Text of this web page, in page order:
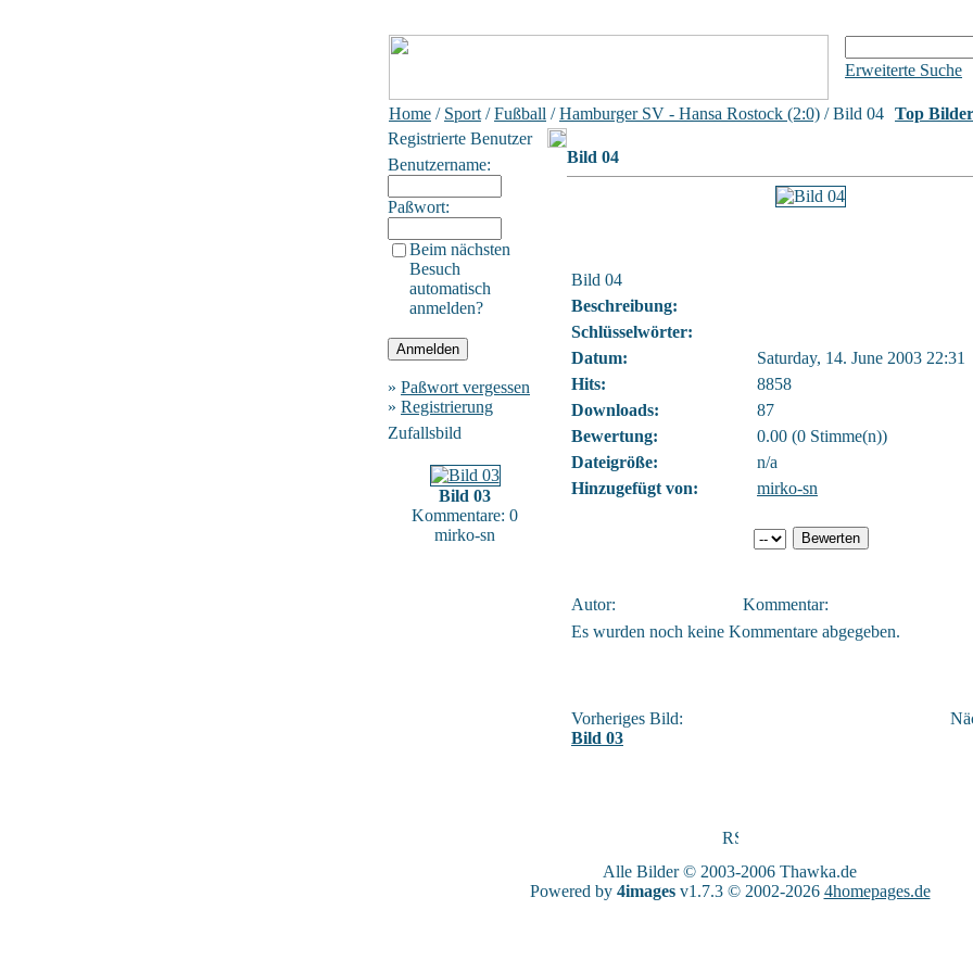
Erweiterte Suche
Home / Sport /Fußball /Hamburger SV - Hansa Rostock (2:0) / Bild 04 Top Bilder
Registrierte Benutzer
Benutzername:
Paßwort:
Beim nächsten
Besuch
automatisch
anmelden?
» Paßwort vergessen
» Registrierung
Zufallsbild
Bild 03
Kommentare: 0
mirko-sn
Bild 04
Bild 04
Beschreibung:
Schlüsselwörter:
Datum:
Saturday, 14. June 2003 22:31
Hits:
8858
Downloads:
87
Bewertung:
0.00 (0 Stimme(n))
Dateigröße:
n/a
Hinzugefügt von:
mirko-sn
Autor:
Kommentar:
Es wurden noch keine Kommentare abgegeben.
Vorheriges Bild:
Bild 03
Alle Bilder © 2003-2006 Thawka.de
Powered by 4imagesv1.7.3 © 2002-2026 4homepages.de